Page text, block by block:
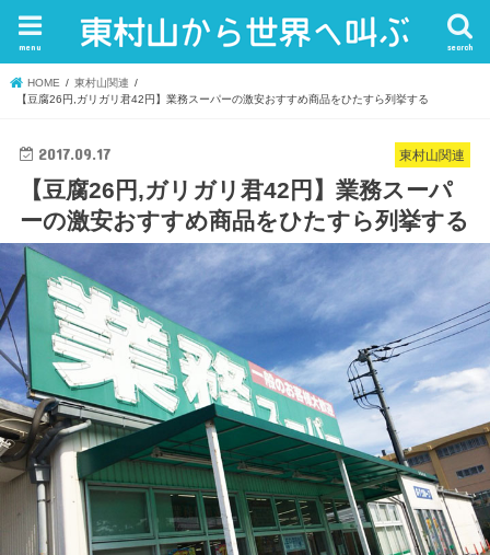
search
menu
HOME
東村山関連
【豆腐26円,ガリガリ君42円】業務スーパーの激安おすすめ商品をひたすら列挙する
東村山関連
2017.09.17
【豆腐26円,ガリガリ君42円】業務スーパ
ーの激安おすすめ商品をひたすら列挙する